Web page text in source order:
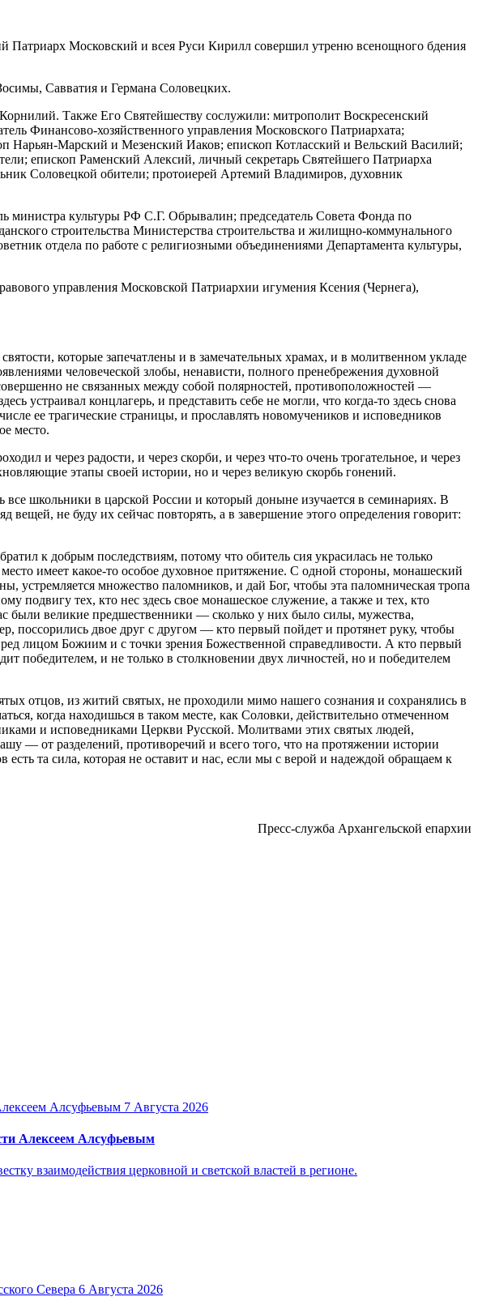
Патриарх Московский и всея Руси Кирилл совершил утреню всенощного бдения
Савватия и Германа Соловецких.
Также Его Святейшеству сослужили: митрополит Воскресенский
Финансово-хозяйственного управления Московского Патриархата;
Нарьян-Марский и Мезенский Иаков; епископ Котласский и Вельский Василий;
епископ Раменский Алексий, личный секретарь Святейшего Патриарха
Соловецкой обители; протоиерей Артемий Владимиров, духовник
министра культуры РФ С.Г. Обрывалин; председатель Совета Фонда по
строительства Министерства строительства и жилищно-коммунального
отдела по работе с религиозными объединениями Департамента культуры,
управления Московской Патриархии игумения Ксения (Чернега),
которые запечатлены и в замечательных храмах, и в молитвенном укладе
человеческой злобы, ненависти, полного пренебрежения духовной
не связанных между собой полярностей, противоположностей —
устраивал концлагерь, и представить себе не могли, что когда-то здесь снова
ее трагические страницы, и прославлять новомучеников и исповедников
место.
и через радости, и через скорби, и через что-то очень трогательное, и через
этапы своей истории, но и через великую скорбь гонений.
школьники в царской России и который доныне изучается в семинариях. В
не буду их сейчас повторять, а в завершение этого определения говорит:
к добрым последствиям, потому что обитель сия украсилась не только
имеет какое-то особое духовное притяжение. С одной стороны, монашеский
устремляется множество паломников, и дай Бог, чтобы эта паломническая тропа
подвигу тех, кто нес здесь свое монашеское служение, а также и тех, кто
были великие предшественники — сколько у них было силы, мужества,
поссорились двое друг с другом — кто первый пойдет и протянет руку, чтобы
лицом Божиим и с точки зрения Божественной справедливости. А кто первый
победителем, и не только в столкновении двух личностей, но и победителем
отцов, из житий святых, не проходили мимо нашего сознания и сохранялись в
когда находишься в таком месте, как Соловки, действительно отмеченном
и исповедниками Церкви Русской. Молитвами этих святых людей,
— от разделений, противоречий и всего того, что на протяжении истории
та сила, которая не оставит и нас, если мы с верой и надеждой обращаем к
Пресс-служба Архангельской епархии
7 Августа 2026
Алексеем Алсуфьевым
взаимодействия церковной и светской властей в регионе.
6 Августа 2026